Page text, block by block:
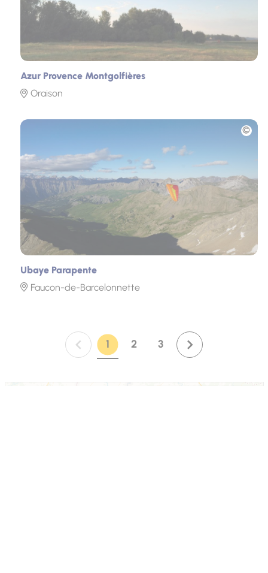
Azur Provence Montgolfières
Oraison
Ubaye Parapente
Faucon-de-Barcelonnette
Photo
Page :
1 Page :
2 Page :
3 Page suivante : 2